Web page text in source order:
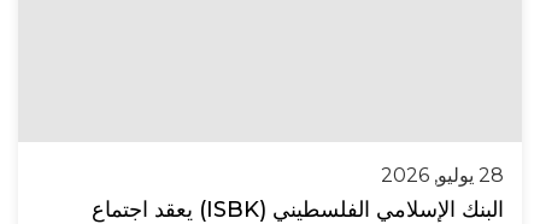
28 يوليو, 2026
البنك الإسلامي الفلسطيني (ISBK) يعقد اجتماع